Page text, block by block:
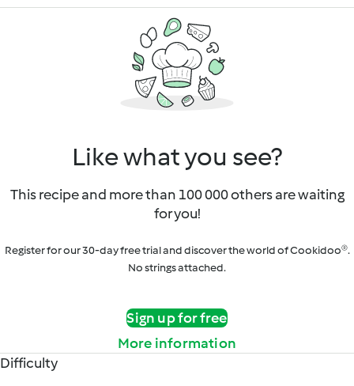
Like what you see?
This recipe and more than 100 000 others are waiting
for you!
Register for our 30-day free trial and discover the world of Cookidoo®.
No strings attached.
Sign up for free
More information
Difficulty